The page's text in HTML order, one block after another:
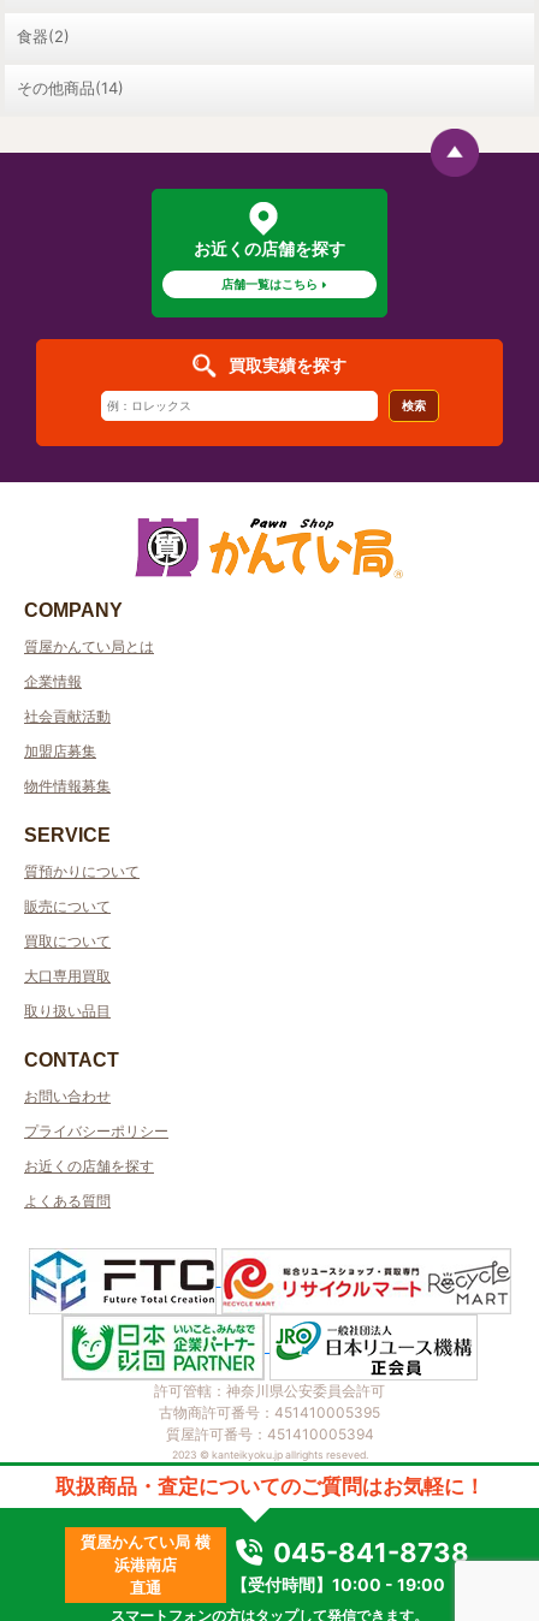
食器(2)
その他商品(14)
お近くの店舗を探す
店舗一覧はこちら
買取実績を探す
検索
COMPANY
質屋かんてい局とは
企業情報
社会貢献活動
加盟店募集
物件情報募集
SERVICE
質預かりについて
販売について
買取について
大口専用買取
取り扱い品目
CONTACT
お問い合わせ
プライバシーポリシー
お近くの店舗を探す
よくある質問
許可管轄：神奈川県公安委員会許可
古物商許可番号：451410005395
質屋許可番号：451410005394
2023 © kanteikyoku.jp allrights reseved.
取扱商品・査定についてのご質問はお気軽に！
質屋かんてい局 横
浜港南店
直通
045-841-8738
【受付時間】10:00 - 19:00
スマートフォンの方はタップして発信できます。